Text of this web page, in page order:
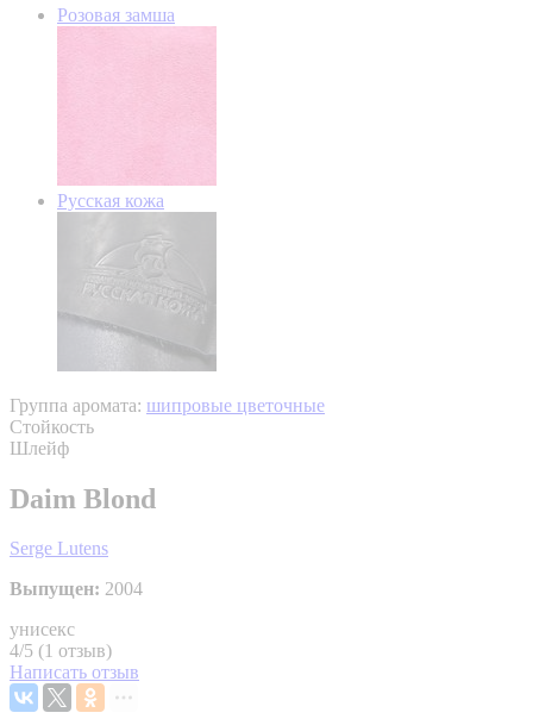
Розовая замша
Русская кожа
Группа аромата: шипровые цветочные
Стойкость
Шлейф
Daim Blond
Serge Lutens
Выпущен: 2004
унисекс
4/5 (1 отзыв)
Написать отзыв